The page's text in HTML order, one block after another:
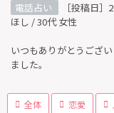
電話占い
［投稿日
ほし / 30代 女性
いつもありがとうござ
ました。
全体 恋愛